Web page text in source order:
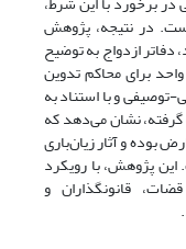
در نتیجه، پژوهش
ماده ۱۱۱۹ اصلاح شود، دفاتر ازدواج به توضیح
برای محاکم تدوین
و با استناد به
گرفته، نشان می‌دهد که
بوده و آثار زیان‌باری
پژوهش، با رویکرد
قانونگذاران و